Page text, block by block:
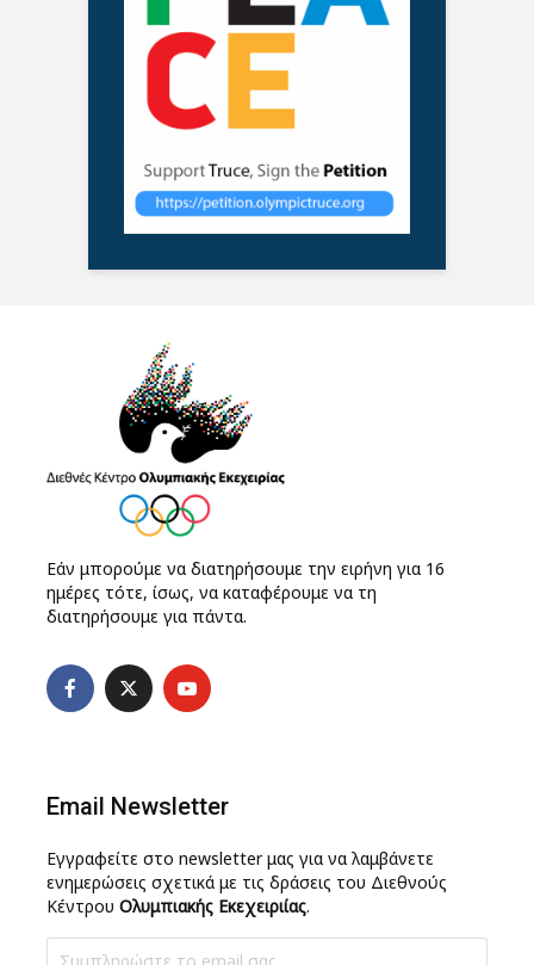
Εάν μπορούμε να διατηρήσουμε την ειρήνη για 16
ημέρες τότε, ίσως, να καταφέρουμε να τη
διατηρήσουμε για πάντα.
Email Newsletter
Εγγραφείτε στο newsletter μας για να λαμβάνετε
ενημερώσεις σχετικά με τις δράσεις του Διεθνούς
Κέντρου Ολυμπιακής Εκεχειριίας.